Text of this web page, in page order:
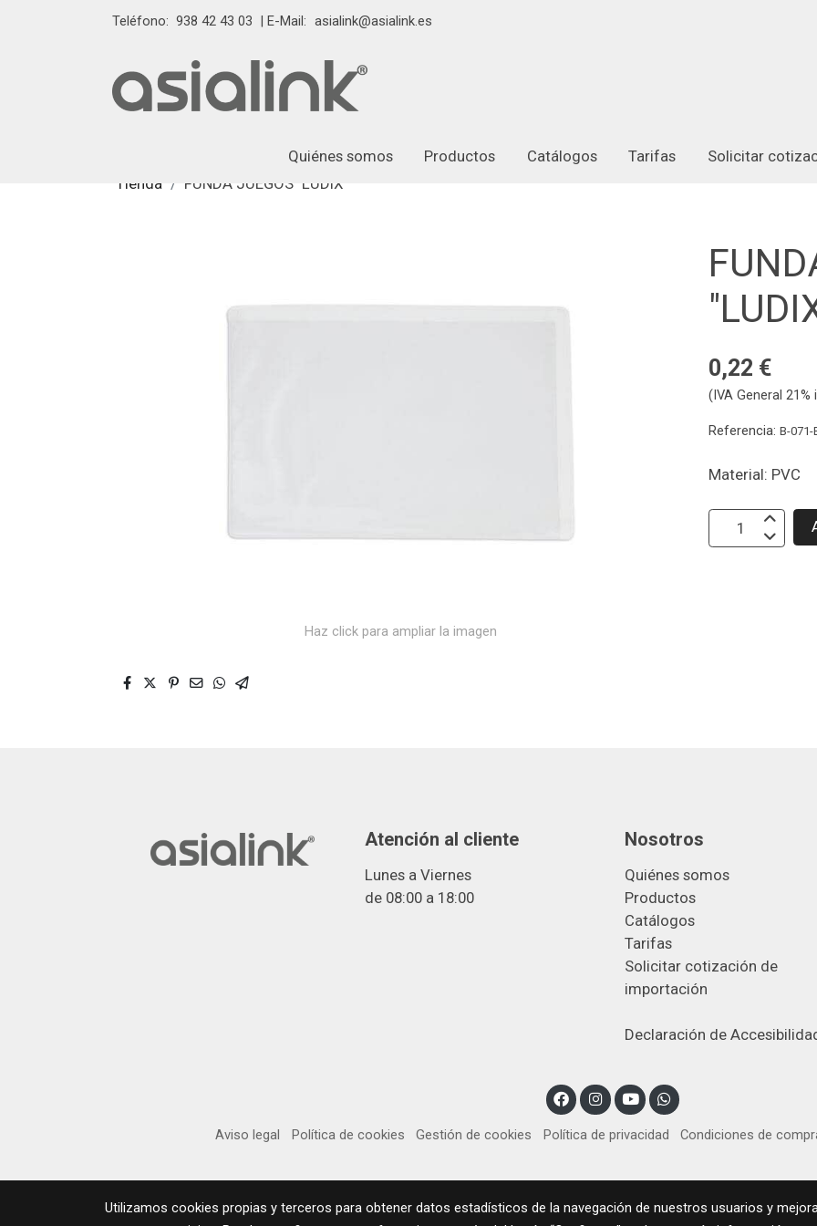
Teléfono: 938 42 43 03 | E-Mail: asialink@asialink.es
Quiénes somos Productos Catálogos Tarifas Solicitar
Tienda
FUNDA JUEGOS "LUDIX"
Haz click para ampliar la imagen
0,22 €
(IVA General 21%
Referencia:B-071-
Material: PVC
Atención al cliente
Lunes a Viernes
de 08:00 a 18:00
Nosotros
Quiénes somos
Productos
Catálogos
Tarifas
Solicitar cotización de
importación
Declaración de
Aviso legal Política de cookies Gestión de cookies Política de privacidad Condiciones de
Utilizamos cookies propias y terceros para obtener datos estadísticos de la navegación de nuestros usuarios y